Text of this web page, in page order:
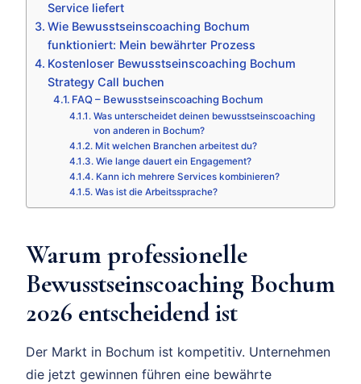
Service liefert
Wie Bewusstseinscoaching Bochum
funktioniert: Mein bewährter Prozess
Kostenloser Bewusstseinscoaching Bochum
Strategy Call buchen
FAQ – Bewusstseinscoaching Bochum
Was unterscheidet deinen bewusstseinscoaching
von anderen in Bochum?
Mit welchen Branchen arbeitest du?
Wie lange dauert ein Engagement?
Kann ich mehrere Services kombinieren?
Was ist die Arbeitssprache?
Warum professionelle
Bewusstseinscoaching Bochum
2026 entscheidend ist
Der Markt in Bochum ist kompetitiv. Unternehmen
die jetzt gewinnen führen eine bewährte